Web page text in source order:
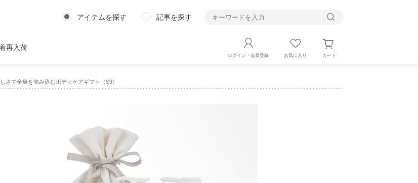
アイテムを探す 記事を探す
再入荷
ログイン・会員登録 お気に入り カート
さで全身を包み込むボディケアギフト（S9）